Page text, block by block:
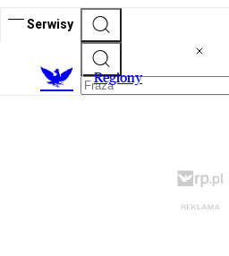
Serwisy
Regiony